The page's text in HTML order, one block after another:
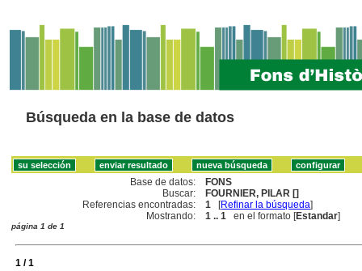
Búsqueda en la base de datos
Base de datos:
FONS
Buscar:
FOURNIER, PILAR []
Referencias encontradas:
1 [Refinar la búsqueda]
Mostrando:
1 .. 1 en el formato [Estandar]
página 1 de 1
1 / 1